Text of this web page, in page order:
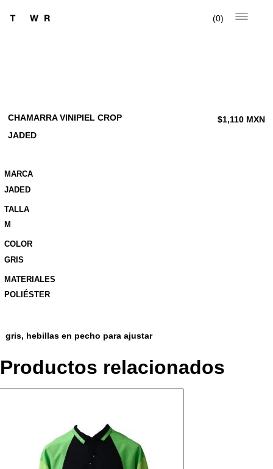
0
CHAMARRA VINIPIEL CROP
JADED
$1,110MXN
MARCA
JADED
TALLA
M
COLOR
GRIS
MATERIALES
POLIÉSTER
gris, hebillas en pecho para ajustar
Productos relacionados